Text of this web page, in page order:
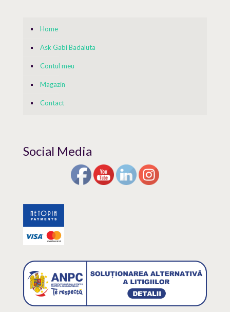
Home
Ask Gabi Badaluta
Contul meu
Magazin
Contact
Social Media